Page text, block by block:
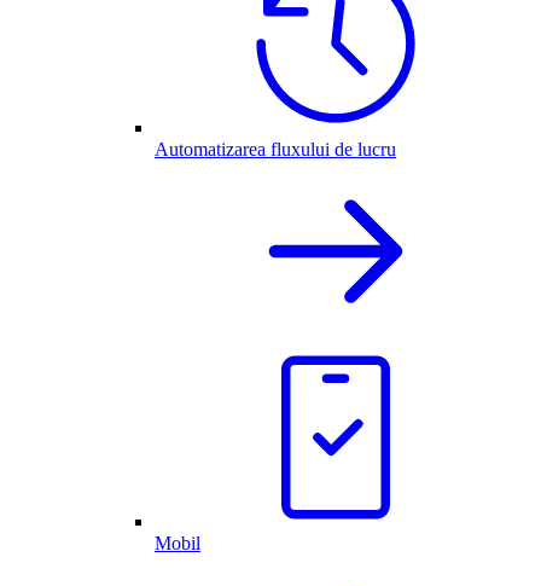
Automatizarea fluxului de lucru
Mobil